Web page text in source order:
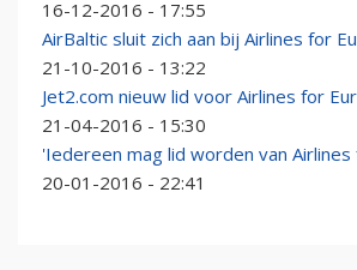
16-12-2016 - 17:55
AirBaltic sluit zich aan bij Airlines for
21-10-2016 - 13:22
Jet2.com nieuw lid voor Airlines for
21-04-2016 - 15:30
'Iedereen mag lid worden van
20-01-2016 - 22:41